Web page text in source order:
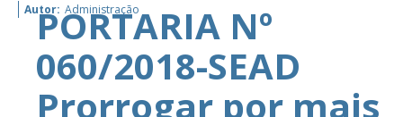
Autor: Administração
PORTARIA Nº
060/2018-SEAD
Prorrogar por mais